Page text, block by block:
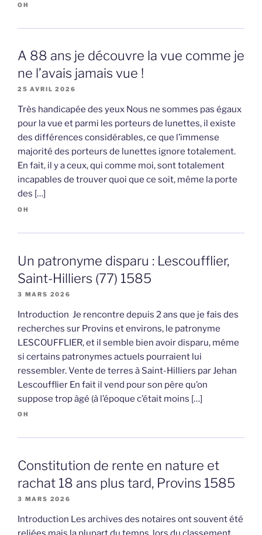
OH
A 88 ans je découvre la vue comme je
ne l’avais jamais vue !
25 AVRIL 2026
Très handicapée des yeux Nous ne sommes pas égaux
pour la vue et parmi les porteurs de lunettes, il existe
des différences considérables, ce que l’immense
majorité des porteurs de lunettes ignore totalement.
En fait, il y a ceux, qui comme moi, sont totalement
incapables de trouver quoi que ce soit, même la porte
des […]
OH
Un patronyme disparu : Lescoufflier,
Saint-Hilliers (77) 1585
3 MARS 2026
Introduction Je rencontre depuis 2 ans que je fais des
recherches sur Provins et environs, le patronyme
LESCOUFFLIER, et il semble bien avoir disparu, même
si certains patronymes actuels pourraient lui
ressembler. Vente de terres à Saint-Hilliers par Jehan
Lescoufflier En fait il vend pour son père qu’on
suppose trop âgé (à l’époque c’était moins […]
OH
Constitution de rente en nature et
rachat 18 ans plus tard, Provins 1585
3 MARS 2026
Introduction Les archives des notaires ont souvent été